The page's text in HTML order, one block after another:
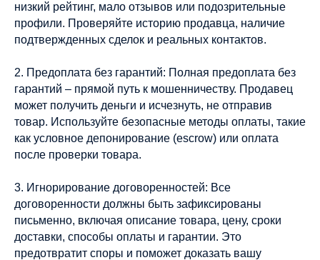
низкий рейтинг, мало отзывов или подозрительные
профили. Проверяйте историю продавца, наличие
подтвержденных сделок и реальных контактов.
2. Предоплата без гарантий: Полная предоплата без
гарантий – прямой путь к мошенничеству. Продавец
может получить деньги и исчезнуть, не отправив
товар. Используйте безопасные методы оплаты, такие
как условное депонирование (escrow) или оплата
после проверки товара.
3. Игнорирование договоренностей: Все
договоренности должны быть зафиксированы
письменно, включая описание товара, цену, сроки
доставки, способы оплаты и гарантии. Это
предотвратит споры и поможет доказать вашу